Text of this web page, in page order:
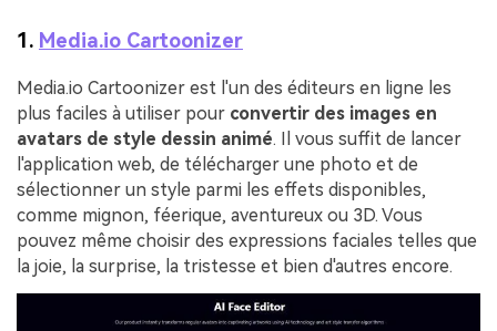
1. Media.io Cartoonizer
Media.io Cartoonizer est l'un des éditeurs en ligne les
plus faciles à utiliser pour convertir des images en
avatars de style dessin animé. Il vous suffit de lancer
l'application web, de télécharger une photo et de
sélectionner un style parmi les effets disponibles,
comme mignon, féerique, aventureux ou 3D. Vous
pouvez même choisir des expressions faciales telles que
la joie, la surprise, la tristesse et bien d'autres encore.